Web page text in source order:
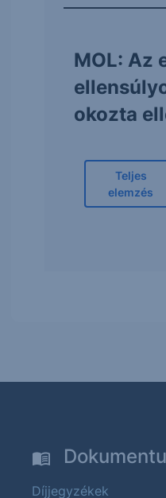
MOL: Az
okozta
Teljes
elemzés
Díjjegyzékek